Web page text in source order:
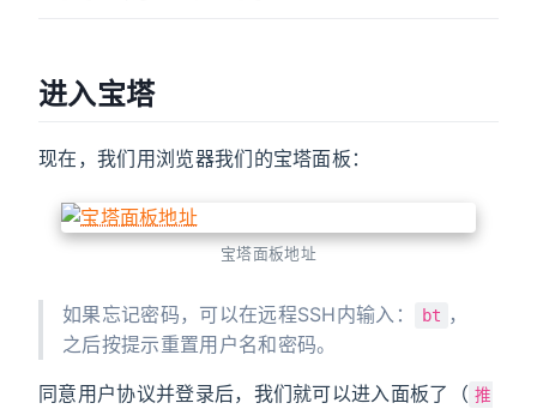
进入宝塔
现在，我们用浏览器我们的宝塔面板：
宝塔面板地址
如果忘记密码，可以在远程SSH内输入： bt
，
之后按提示重置用户名和密码。
同意用户协议并登录后，我们就可以进入面板了（ 推